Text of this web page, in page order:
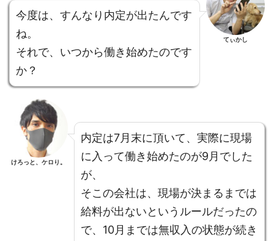
今度は、すんなり内定が出たんです
ね。
それで、いつから働き始めたのです
か？
てぃかし
けろっと、ケロり。
内定は7月末に頂いて、実際に現場
に入って働き始めたのが9月でした
が、
そこの会社は、現場が決まるまでは
給料が出ないというルールだったの
で、10月までは無収入の状態が続き